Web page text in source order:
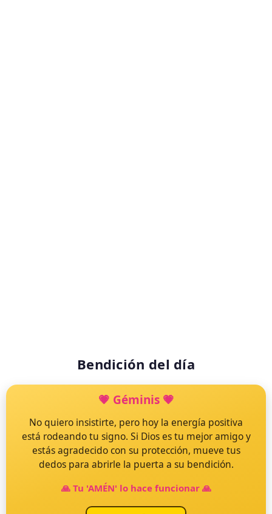
Bendición del día
💗 Géminis💗
No quiero insistirte, pero hoy la energía positiva
está rodeando tu signo. Si Dios es tu mejor amigo y
estás agradecido con su protección, mueve tus
dedos para abrirle la puerta a su bendición.
🙏 Tu 'AMÉN' lo hace funcionar 🙏
🙏
Ya estás bendecido para hoy
870.115